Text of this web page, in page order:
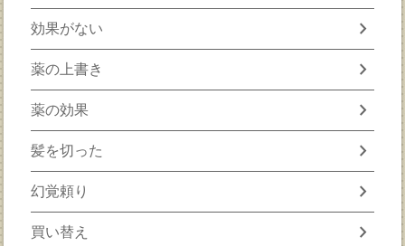
効果がない chevron_right
薬の上書き chevron_right
薬の効果 chevron_right
髪を切った chevron_right
幻覚頼り chevron_right
買い替え chevron_right